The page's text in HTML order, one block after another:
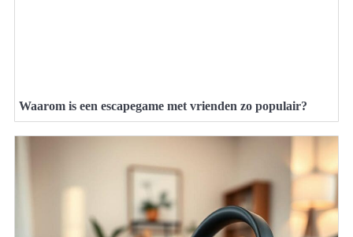
Waarom is een escapegame met vrienden zo populair?